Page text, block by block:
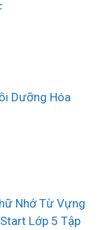
Dưỡng Hóa
Nhớ Từ Vựng
Lớp 5 Tập